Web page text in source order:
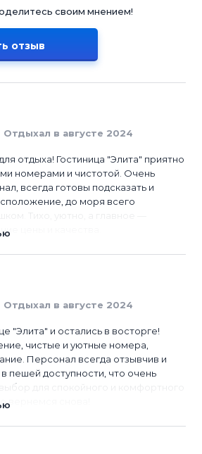
своим мнением!
отзыв
Отдыхал в августе 2024
отдыха! Гостиница "Элита" приятно
номерами и чистотой. Очень
всегда готовы подсказать и
до моря всего
цены и качества.
Отдыхал в августе 2024
"Элита" и остались в восторге!
чистые и уютные номера,
Персонал всегда отзывчив и
пешей доступности, что очень
для спокойного и комфортного
вернемся снова!